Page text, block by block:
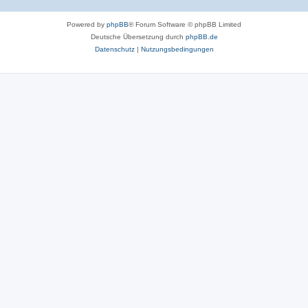
Powered by phpBB® Forum Software © phpBB Limited
Deutsche Übersetzung durch phpBB.de
Datenschutz| Nutzungsbedingungen